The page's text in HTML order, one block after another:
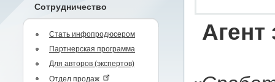
Сотрудничество
Стать инфопродюсером
Партнерская программа
Для авторов (экспертов)
Отдел продаж
Агент